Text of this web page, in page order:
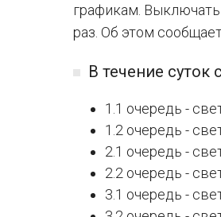
графикам.
раз. Об этом
В течение
1.1 очередь -
1.2 очередь -
2.1 очередь -
2.2 очередь -
3.1 очередь -